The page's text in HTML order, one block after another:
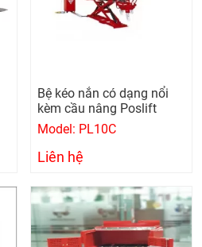
Bệ kéo nắn có dạng nổi
kèm cầu nâng Poslift
Model: PL10C
Liên hệ